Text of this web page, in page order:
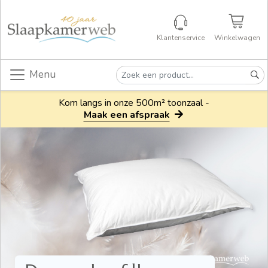
Klantenservice Winkelwagen
Menu
Kom langs in onze 500m² toonzaal -
Maak een afspraak